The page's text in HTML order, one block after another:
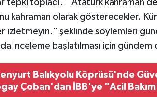
tepki topladı. "Atatürk kahraman
kahraman olarak gösterecekler.
izletmeyin." şeklinde söylemleri
inceleme başlatılması için
Balıkyolu Köprüsü'nde
Çoban'dan İBB'ye "Acil